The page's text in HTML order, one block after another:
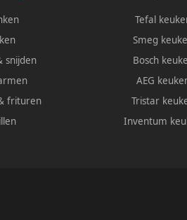
snijden
frituren
Tefal
Smeg
Bosch
AEG
Tristar
Inventum